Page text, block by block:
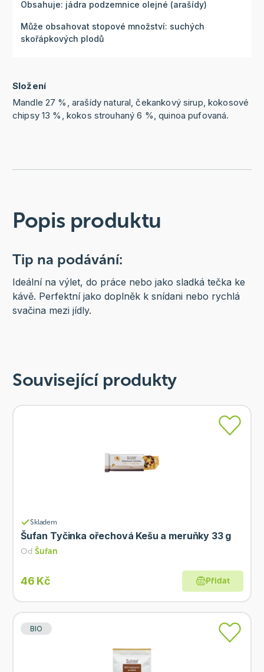
Obsahuje: jádra podzemnice olejné (arašídy)
Může obsahovat stopové množství: suchých
skořápkových plodů
Složení
Mandle 27 %, arašídy natural, čekankový sirup, kokosové
chipsy 13 %, kokos strouhaný 6 %, quinoa pufovaná.
Popis produktu
Tip na podávání:
Ideální na výlet, do práce nebo jako sladká tečka ke
kávě. Perfektní jako doplněk k snídani nebo rychlá
svačina mezi jídly.
Související produkty
Skladem
Šufan Tyčinka ořechová Kešu a meruňky 33 g
Od Šufan
46 Kč Přidat
BIO